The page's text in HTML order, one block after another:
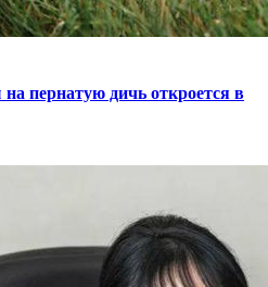
на пернатую дичь откроется в